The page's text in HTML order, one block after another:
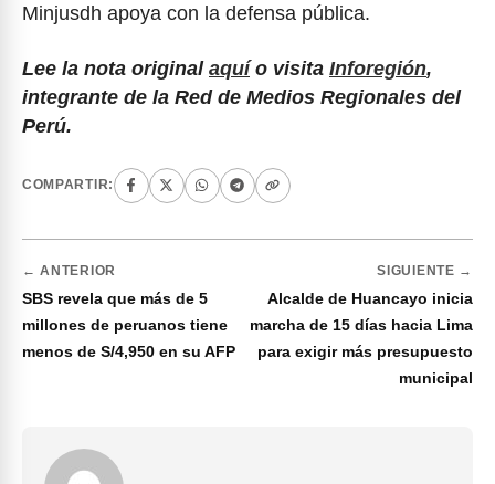
Minjusdh apoya con la defensa pública.
Lee la nota original aquío visita Inforegión,
integrante de la Red de Medios Regionales del
Perú.
COMPARTIR:
← ANTERIOR
SBS revela que más de 5
millones de peruanos tiene
menos de S/4,950 en su AFP
SIGUIENTE →
Alcalde de Huancayo inicia
marcha de 15 días hacia Lima
para exigir más presupuesto
municipal